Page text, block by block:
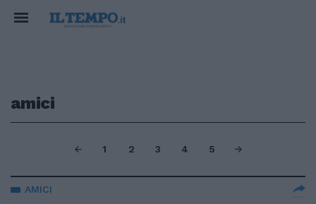
amici
1 2 3 4 5
AMICI